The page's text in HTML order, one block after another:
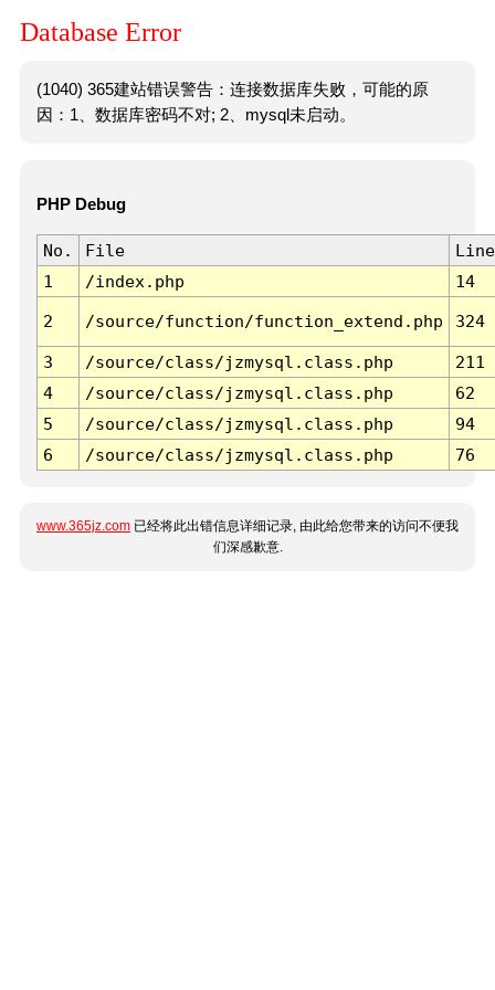
Database Error
(1040) 365建站错误警告：连接数据库失败，可能的原
因：1、数据库密码不对; 2、mysql未启动。
PHP Debug
No. File
Line
1
/index.php 14
2 /source/function/function_extend.php 324
3 /source/class/jzmysql.class.php
211
4
/source/class/jzmysql.class.php
62
5
/source/class/jzmysql.class.php
94
6
/source/class/jzmysql.class.php 76
www.365jz.com 已经将此出错信息详细记录, 由此给您带来的访问不便我
们深感歉意.